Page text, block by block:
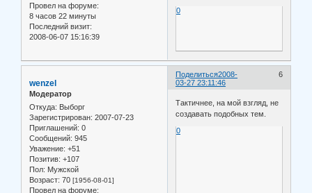
Провел на форуме:
8 часов 22 минуты
Последний визит:
2008-06-07 15:16:39
0
Поделиться 6
2008-
03-27 23:11:46
wenzel
Модератор
Откуда: Выборг
Зарегистрирован: 2007-07-23
Приглашений: 0
Сообщений: 945
Уважение: +51
Позитив: +107
Пол: Мужской
Возраст: 70 [1956-08-01]
Провел на форуме:
Тактичнее, на мой взгляд, не
создавать подобных тем.
0